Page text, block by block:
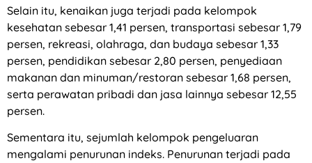
Selain itu, kenaikan juga terjadi pada kelompok
kesehatan sebesar 1,41 persen, transportasi sebesar 1,79
persen, rekreasi, olahraga, dan budaya sebesar 1,33
persen, pendidikan sebesar 2,80 persen, penyediaan
makanan dan minuman/restoran sebesar 1,68 persen,
serta perawatan pribadi dan jasa lainnya sebesar 12,55
persen.
Sementara itu, sejumlah kelompok pengeluaran
mengalami penurunan indeks. Penurunan terjadi pada